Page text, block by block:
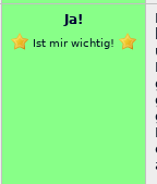
Ja!
Ist mir wichtig!